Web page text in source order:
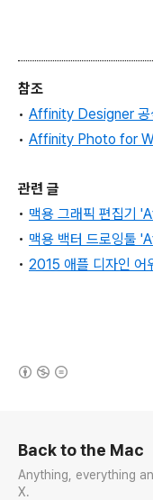
참조
• Affinity Designer 공
• Affinity Photo for
관련 글
• 맥용 그래픽 편집기
• 맥용 백터 드로잉툴
• 2015 애플 디자인
Back to the Mac
Anything, everything
X.